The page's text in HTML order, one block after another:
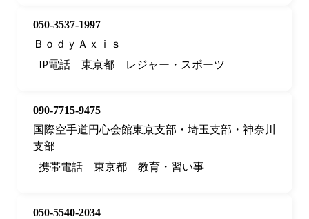
050-3537-1997
ＢｏｄｙＡｘｉｓ
IP電話
東京都 レジャー・スポーツ
090-7715-9475
国際空手道円心会館東京支部・埼玉支部・神奈川
支部
携帯電話
東京都 教育・習い事
050-5540-2034